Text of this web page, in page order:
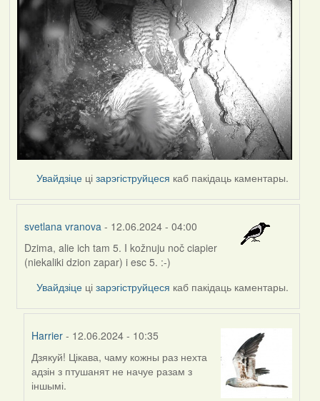
Увайдзіце цізарэгіструйцеся каб пакідаць каментары.
svetlana vranova - 12.06.2024 - 04:00
In
reply
Harrier
Dzima, alie ich tam 5. I kožnuju noč ciapier
(niekaliki dzion zapar) i esc 5. :-)
Увайдзіце цізарэгіструйцеся каб пакідаць каментары.
Harrier - 12.06.2024 - 10:35
In
reply
to
Дзякуй! Цікава, чаму кожны раз нехта
адзін з птушанят не начуе разам з
іншымі.